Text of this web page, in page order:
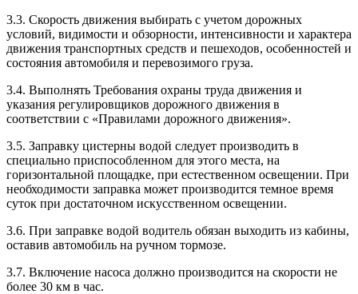
3.3. Скорость движения выбирать с учетом дорожных
условий, видимости и обзорности, интенсивности и характера
движения транспортных средств и пешеходов, особенностей и
состояния автомобиля и перевозимого груза.
3.4. Выполнять Требования охраны труда движения и
указания регулировщиков дорожного движения в
соответствии с «Правилами дорожного движения».
3.5. Заправку цистерны водой следует производить в
специально приспособленном для этого места, на
горизонтальной площадке, при естественном освещении. При
необходимости заправка может производится темное время
суток при достаточном искусственном освещении.
3.6. При заправке водой водитель обязан выходить из кабины,
оставив автомобиль на ручном тормозе.
3.7. Включение насоса должно производится на скорости не
более 30 км в час.